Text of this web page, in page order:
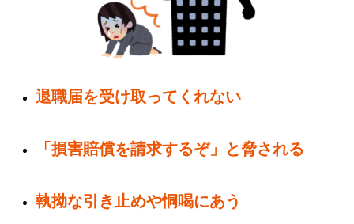
退職届を受け取ってくれない
「損害賠償を請求するぞ」と脅される
執拗な引き止めや恫喝にあう